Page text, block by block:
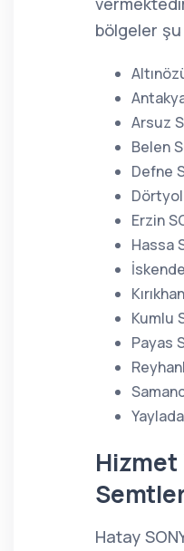
bölgeler
Arsuz
Belen
Defne
Dörtyol
Erzin
Hassa
Kumlu
Payas
Hatay